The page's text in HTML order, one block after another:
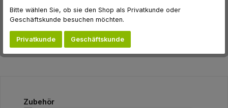
Hersteller
Bewertungen
Produktgalerie überspringen
Zubehör
Bitte wählen Sie, ob sie den Shop als Privatkunde oder
Geschäftskunde besuchen möchten.
Privatkunde Geschäftskunde